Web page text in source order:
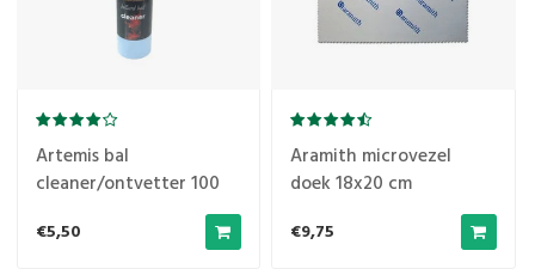
Artemis bal
cleaner/ontvetter 100
€5,50
Aramith microvezel
doek 18x20 cm
€9,75